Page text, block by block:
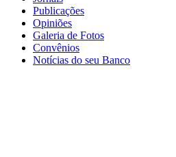
Publicações
Opiniões
Galeria de Fotos
Convênios
Notícias do seu Banco